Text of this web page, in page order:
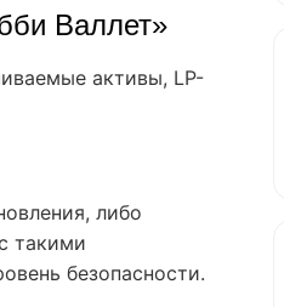
Валлет»
активы, LP-
либо
такими
безопасности.